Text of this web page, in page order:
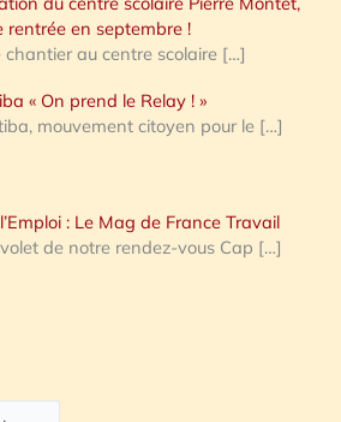
rentrée en septembre !
chantier au centre scolaire […]
« On prend le Relay ! »
mouvement citoyen pour le […]
: Le Mag de France Travail
de notre rendez-vous Cap […]